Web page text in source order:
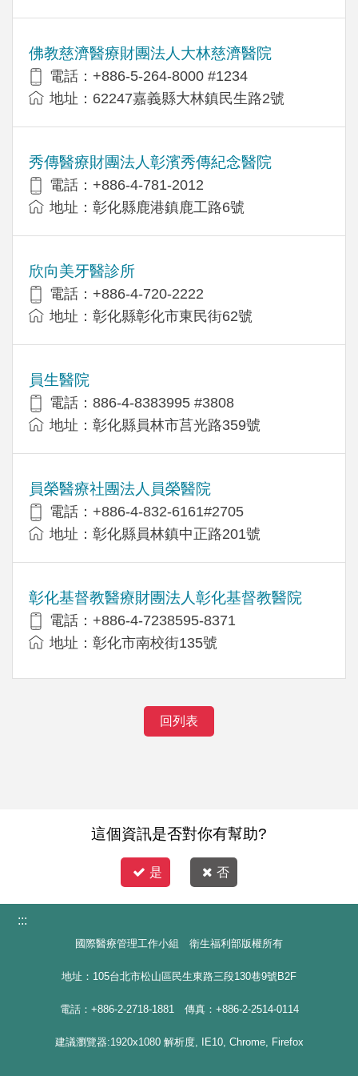
佛教慈濟醫療財團法人大林慈濟醫院
電話：+886-5-264-8000 #1234
地址：62247嘉義縣大林鎮民生路2號
秀傳醫療財團法人彰濱秀傳紀念醫院
電話：+886-4-781-2012
地址：彰化縣鹿港鎮鹿工路6號
欣向美牙醫診所
電話：+886-4-720-2222
地址：彰化縣彰化市東民街62號
員生醫院
電話：886-4-8383995 #3808
地址：彰化縣員林市莒光路359號
員榮醫療社團法人員榮醫院
電話：+886-4-832-6161#2705
地址：彰化縣員林鎮中正路201號
彰化基督教醫療財團法人彰化基督教醫院
電話：+886-4-7238595-8371
地址：彰化市南校街135號
回列表
這個資訊是否對你有幫助?
是 否
:::
國際醫療管理工作小組 衛生福利部版權所有
地址：105台北市松山區民生東路三段130巷9號B2F
電話：+886-2-2718-1881 傳真：+886-2-2514-0114
建議瀏覽器:1920x1080 解析度, IE10, Chrome, Firefox